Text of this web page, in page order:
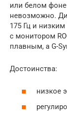
или белом фоне
невозможно.
175 Гц и
с монитором
плавным, а G-
Достоинства:
низкое